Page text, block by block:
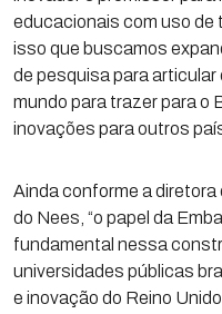
educacionais com uso
isso que buscamos
de pesquisa para articular
mundo para trazer para o
inovações para outros
Ainda conforme a
do Nees, “o papel da
fundamental nessa
universidades públicas
e inovação do Reino